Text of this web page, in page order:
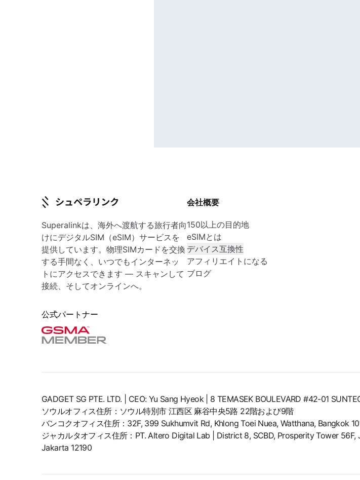
Superalinkは、海外へ渡航する旅行者向
けにデジタルSIM（eSIM）サービスを
提供しています。物理SIMカードを交換
する手間なく、いつでもインターネッ
トにアクセスできます — スキャンして
接続、そしてオンラインへ。
公式パートナー
会社概要
150以上の目的地
eSIMとは
デバイス互換性
アフィリエイトになる
ブログ
GADGET SG PTE. LTD. | CEO: Yu Sang Hyeok | 8 TEMASEK BOULEVARD #42-01
ソウルオフィス住所：ソウル特別市 江西区 麻谷中央5路 22階および9階
バンコクオフィス住所：32F, 399 Sukhumvit Rd, Khlong Toei Nuea, Watthana, Bangkok
ジャカルタオフィス住所：PT. Altero Digital Lab | District 8, SCBD, Prosperity Tower
Jakarta 12190